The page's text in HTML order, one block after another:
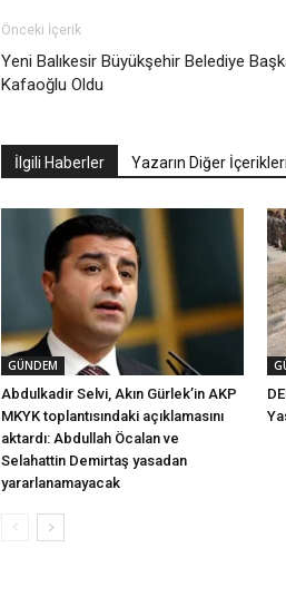
Önceki İçerik
Yeni Balıkesir Büyükşehir Belediye
Kafaoğlu Oldu
İlgili Haberler Yazarın Diğer İçerikleri
GÜNDEM
Abdulkadir Selvi, Akın Gürlek’in AKP
MKYK toplantısındaki açıklamasını
aktardı: Abdullah Öcalan ve
Selahattin Demirtaş yasadan
yararlanamayacak